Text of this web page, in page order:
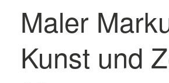
Maler
Kunst und